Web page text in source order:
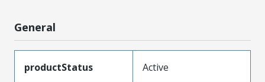
General
productStatus Active